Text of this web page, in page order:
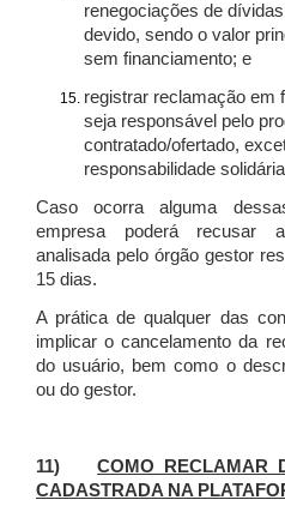
renegociações de
devido, sendo o valor
sem financiamento; e
registrar reclamação em
seja responsável pelo
contratado/ofertado,
responsabilidade
Caso ocorra alguma
empresa poderá recusar
analisada pelo órgão gestor
15 dias.
A prática de qualquer das
implicar o cancelamento da
do usuário, bem como o
ou do gestor.
11)COMO RECLAMAR
CADASTRADA NA